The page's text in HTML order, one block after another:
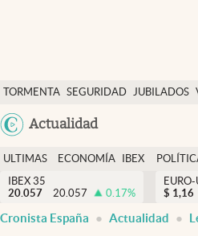
TORMENTA SEGURIDAD JUBILADOS
Actualidad
Economía y finanzas
Política
Actualidad
Criptomonedas
España
ULTIMAS
NOTICIAS
ECONOMÍA
FINANZAS
IBEX
EURO
IBEX 35
20.057
20.057 0.17%
$ 1,16
Cronista España Actualidad